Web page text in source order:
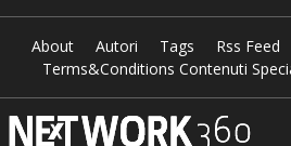
About Autori Tags Rss Feed
Terms&Conditions Contenuti